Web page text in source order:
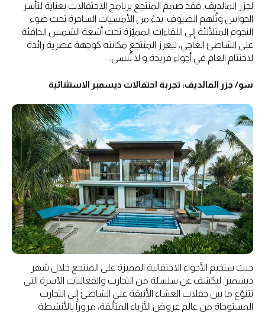
لجزر المالديف. فقد صممَ المنتجع برنامج الاحتفالات بعناية لتأسر
الحواس وتُلهم الضيوف، بدءً من الأمسيات الساحرة تحت ضوء
النجوم المتلألئة إلى اللقاءات المميّزة تحت أشعة الشمس الدافئة
على الشاطئ العاجي، ليعزز المنتجع مكانته كوجهة عصرية رائدة
لاختتام العام في أجواء فريدة و لا تُنسى.
سو/ جزر المالديف: تجربة احتفالات ديسمبر الاستثنائية
حيث ستخيم الأجواء الاحتفالية المميزة على المنتجع خلال شهر
ديسمبر، ليكشف عن سلسلة من التجارب والفعاليات الآسرة التي
تتنوّع ما بين حفلات العشاء الأنيقة على الشاطئ إلى التجارب
المستوحاة من عالم عروض الأزياء المتألقة، مروراً بالأنشطة